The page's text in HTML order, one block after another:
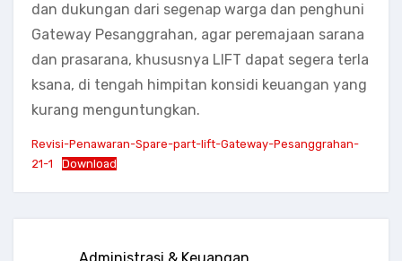
dan dukungan dari segenap warga dan penghuni
Gateway Pesanggrahan, agar peremajaan sarana
dan prasarana, khususnya LIFT dapat segera terla
ksana, di tengah himpitan konsidi keuangan yang
kurang menguntungkan.
Revisi-Penawaran-Spare-part-lift-Gateway-Pesanggrahan-
21-1
Download